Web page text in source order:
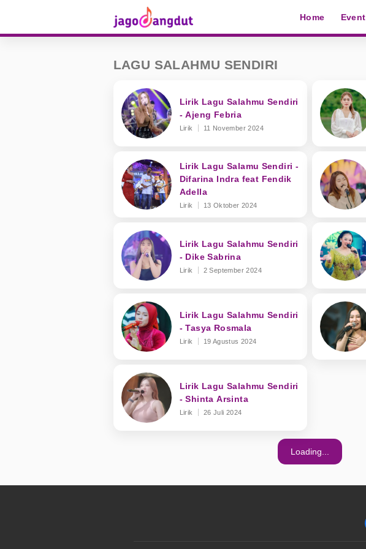
Home Event
LAGU SALAHMU SENDIRI
Lirik Lagu Salahmu Sendiri
- Ajeng Febria
Lirik 11 November 2024
Lirik Lagu Salamu Sendiri -
Difarina Indra feat Fendik
Adella
Lirik 13 Oktober 2024
Lirik Lagu Salahmu Sendiri
- Dike Sabrina
Lirik 2 September 2024
Lirik Lagu Salahmu Sendiri
- Tasya Rosmala
Lirik 19 Agustus 2024
Lirik Lagu Salahmu Sendiri
- Shinta Arsinta
Lirik 26 Juli 2024
Loading...